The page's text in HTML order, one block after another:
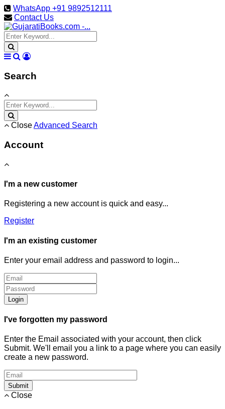
WhatsApp +91 9892512111
Contact Us
Search
CloseAdvanced Search
Account
I'm a new customer
Registering a new account is quick and easy...
Register
I'm an existing customer
Enter your email address and password to login...
Login
I've forgotten my password
Enter the Email associated with your account, then click
Submit. We'll email you a link to a page where you can easily
create a new password.
Submit
Close